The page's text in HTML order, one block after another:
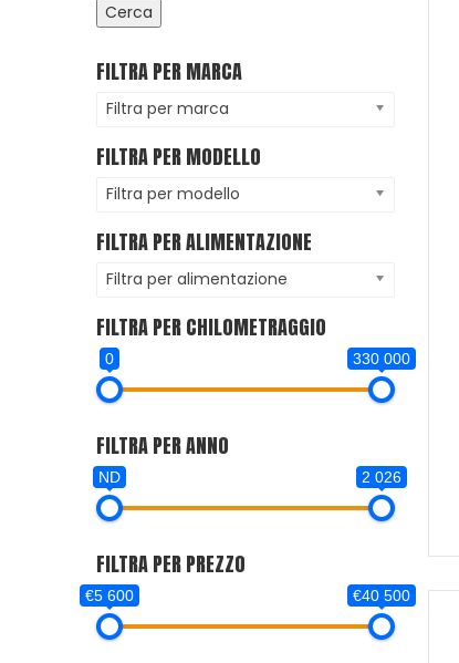
Cerca
FILTRA PER MARCA
Filtra per marca
FILTRA PER MODELLO
Filtra per modello
FILTRA PER ALIMENTAZIONE
Filtra per alimentazione
FILTRA PER CHILOMETRAGGIO
0 330 000
FILTRA PER ANNO
ND 2 026
FILTRA PER PREZZO
€5 600 €40 500